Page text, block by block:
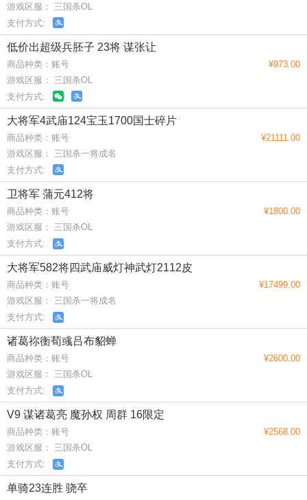
游戏区服： 三国杀OL
支付方式:
低价出超级兵胚子 23将 谋张让
商品种类：账号
游戏区服： 三国杀OL
支付方式:
¥973.00
大将军4武庙124宝玉1700国士碎片
商品种类：账号
游戏区服： 三国杀一将成名
支付方式:
¥21111.00
卫将军 蒲元412将
商品种类：账号
游戏区服： 三国杀OL
支付方式:
¥1800.00
大将军582将四武庙威灯神武灯2112皮
商品种类：账号
游戏区服： 三国杀一将成名
支付方式:
¥17499.00
诸葛祢衡荀彧吕布貂蝉
商品种类：账号
游戏区服： 三国杀OL
支付方式:
¥2600.00
V9 谋诸葛亮 魔孙权 周群 16限定
商品种类：账号
游戏区服： 三国杀OL
支付方式:
¥2568.00
单骑23连胜 骁卒